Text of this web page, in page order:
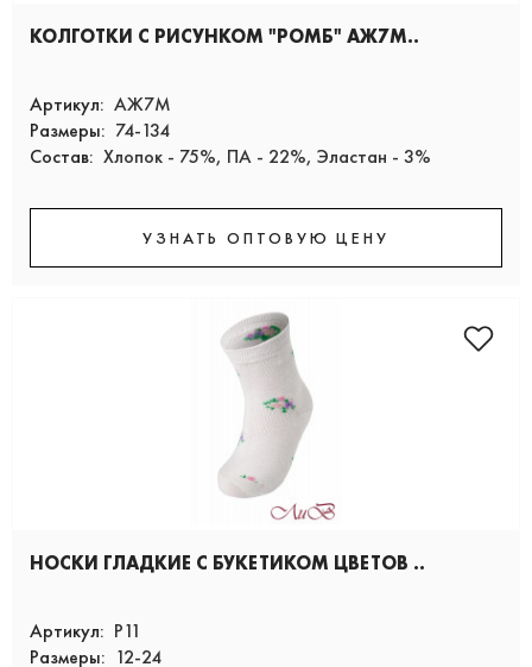
КОЛГОТКИ С РИСУНКОМ "РОМБ" АЖ7М..
Артикул: АЖ7М
Размеры: 74-134
Состав: Хлопок - 75%, ПА - 22%, Эластан - 3%
УЗНАТЬ ОПТОВУЮ ЦЕНУ
НОСКИ ГЛАДКИЕ С БУКЕТИКОМ ЦВЕТОВ ..
Артикул: Р11
Размеры: 12-24